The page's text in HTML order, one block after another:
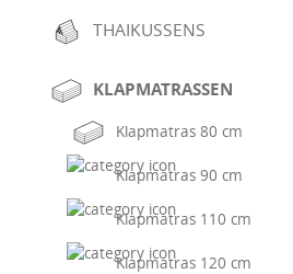
THAIKUSSENS
KLAPMATRASSEN
Klapmatras 80 cm
Klapmatras 90 cm
Klapmatras 110 cm
Klapmatras 120 cm